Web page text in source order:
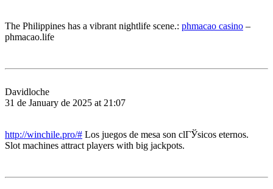
The Philippines has a vibrant nightlife scene.: phmacao casino –
phmacao.life
Davidloche
31 de January de 2025 at 21:07
http://winchile.pro/# Los juegos de mesa son clГЎsicos eternos.
Slot machines attract players with big jackpots.